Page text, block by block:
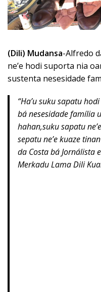
(Dili) Mudansa-Alfredo
ne’e hodi suporta nia
sustenta nesesidade
“Ha’u suku sapatu
bá nesesidade família
hahan,suku sapatu
sepatu ne’e kuaze
da Costa bá Jornálista
Merkadu Lama Dili